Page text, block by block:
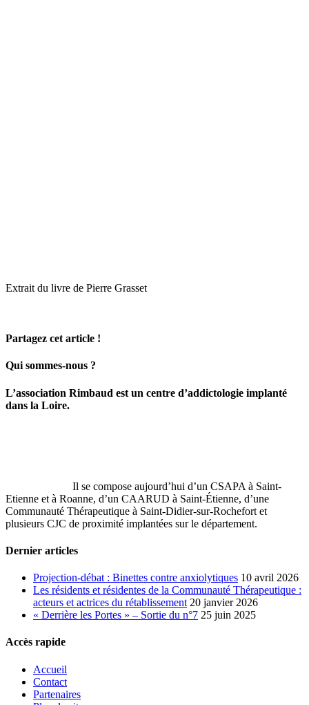
Extrait du livre de Pierre Grasset
Partagez cet article !
Facebook
X
LinkedIn
Email
Qui sommes-nous ?
L’association Rimbaud est un centre d’addictologie implanté
dans la Loire.
Il se compose aujourd’hui d’un CSAPA à Saint-
Etienne et à Roanne, d’un CAARUD à Saint-Étienne, d’une
Communauté Thérapeutique à Saint‐Didier‐sur‐Rochefort et
plusieurs CJC de proximité implantées sur le département.
Dernier articles
Projection-débat : Binettes contre anxiolytiques 10 avril 2026
Les résidents et résidentes de la Communauté Thérapeutique :
acteurs et actrices du rétablissement 20 janvier 2026
« Derrière les Portes » – Sortie du n°7 25 juin 2025
Accès rapide
Accueil
Contact
Partenaires